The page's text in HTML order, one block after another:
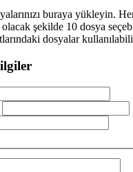
buraya yükleyin.
şekilde 10 dosya
dosyalar